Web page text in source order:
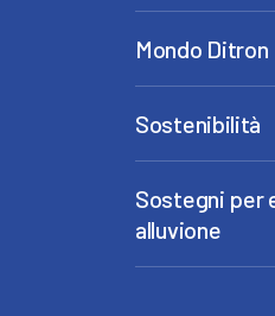
Mondo Ditron
Sostenibilità
Sostegni per
alluvione